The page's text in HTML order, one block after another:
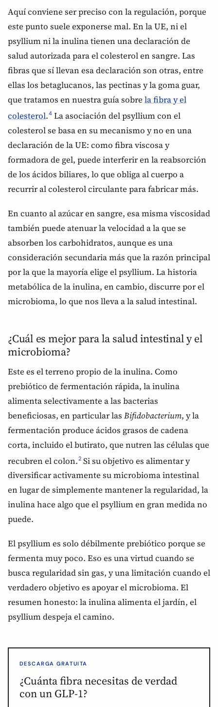
Aquí conviene ser preciso con la regulación, porque
este punto suele exponerse mal. En la UE, ni el
psyllium ni la inulina tienen una declaración de
salud autorizada para el colesterol en sangre. Las
fibras que sí llevan esa declaración son otras, entre
ellas los betaglucanos, las pectinas y la goma guar,
que tratamos en nuestra guía sobre la fibra y el
colesterol.4 La asociación del psyllium con el
colesterol se basa en su mecanismo y no en una
declaración de la UE: como fibra viscosa y
formadora de gel, puede interferir en la reabsorción
de los ácidos biliares, lo que obliga al cuerpo a
recurrir al colesterol circulante para fabricar más.
En cuanto al azúcar en sangre, esa misma viscosidad
también puede atenuar la velocidad a la que se
absorben los carbohidratos, aunque es una
consideración secundaria más que la razón principal
por la que la mayoría elige el psyllium. La historia
metabólica de la inulina, en cambio, discurre por el
microbioma, lo que nos lleva a la salud intestinal.
¿Cuál es mejor para la salud intestinal y el
microbioma?
Este es el terreno propio de la inulina. Como
prebiótico de fermentación rápida, la inulina
alimenta selectivamente a las bacterias
beneficiosas, en particular las Bifidobacterium, y la
fermentación produce ácidos grasos de cadena
corta, incluido el butirato, que nutren las células que
recubren el colon.2 Si su objetivo es alimentar y
diversificar activamente su microbioma intestinal
en lugar de simplemente mantener la regularidad, la
inulina hace algo que el psyllium en gran medida no
puede.
El psyllium es solo débilmente prebiótico porque se
fermenta muy poco. Eso es una virtud cuando se
busca regularidad sin gas, y una limitación cuando el
verdadero objetivo es apoyar el microbioma. El
resumen honesto: la inulina alimenta el jardín, el
psyllium despeja el camino.
DESCARGA GRATUITA
¿Cuánta fibra necesitas de verdad
con un GLP-1?